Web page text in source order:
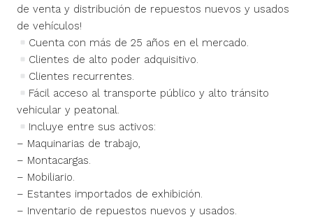
de venta y distribución de repuestos nuevos y usados
de vehículos!
Cuenta con más de 25 años en el mercado.
Clientes de alto poder adquisitivo.
Clientes recurrentes.
Fácil acceso al transporte público y alto tránsito
vehicular y peatonal.
Incluye entre sus activos:
– Maquinarias de trabajo,
– Montacargas.
– Mobiliario.
– Estantes importados de exhibición.
– Inventario de repuestos nuevos y usados.